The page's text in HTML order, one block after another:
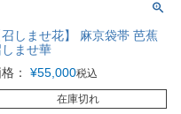
召しませ花】 麻京袋帯 芭蕉
ませ華
：
¥55,000税込
在庫切れ